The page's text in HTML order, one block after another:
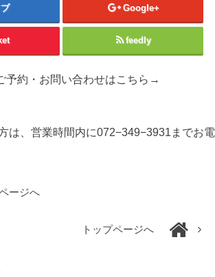
Google+
feedly
予約・お問い合わせはこちら→
は、営業時間内に072−349−3931までお電
ージへ
トップページへ